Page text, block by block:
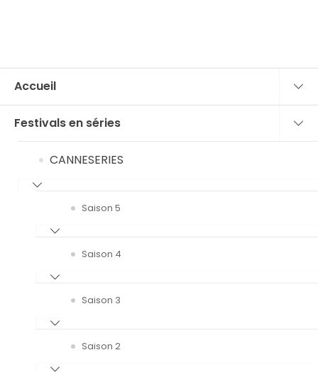
Accueil
Festivals en séries
CANNESERIES
Saison 5
Saison 4
Saison 3
Saison 2